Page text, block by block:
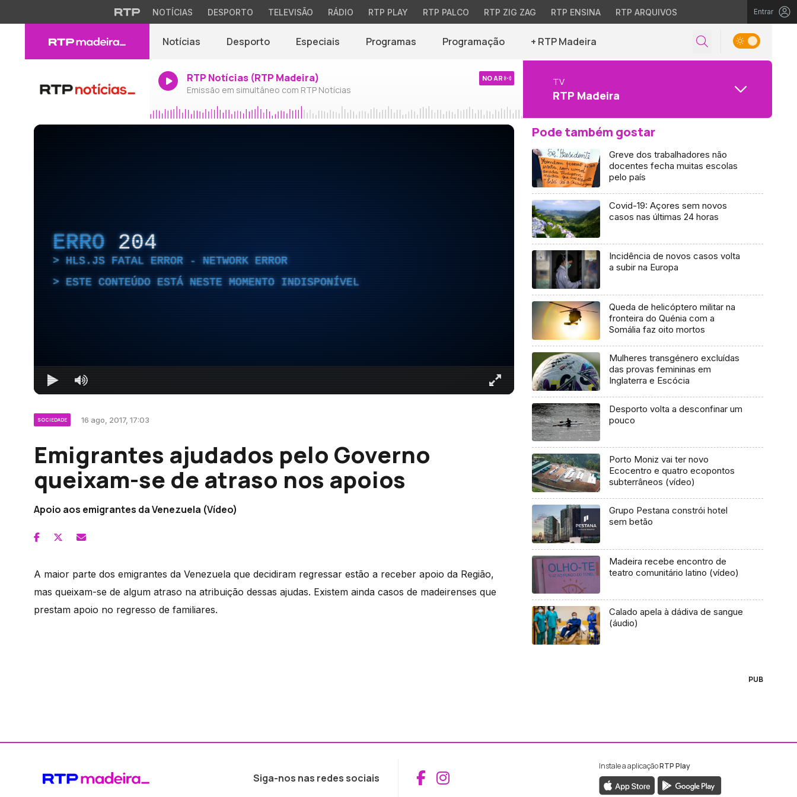
NOTÍCIAS DESPORTO TELEVISÃO RÁDIO RTP PLAY RTP PALCO RTP ZIG ZAG RTP ENSINA RTP ARQUIVOS Entrar
Notícias Desporto Especiais Programas Programação + RTP Madeira
RTP Notícias (RTP Madeira)
Emissão em simultâneo com RTP Notícias
NO AR TV
RTP Madeira
ERRO 204
HLS.JS FATAL ERROR - NETWORK ERROR
ESTE CONTEÚDO ESTÁ NESTE MOMENTO INDISPONÍVEL
SOCIEDADE 16 ago, 2017, 17:03
Emigrantes ajudados pelo Governo
queixam-se de atraso nos apoios
Apoio aos emigrantes da Venezuela (Vídeo)
A maior parte dos emigrantes da Venezuela que decidiram regressar estão a receber apoio da Região,
mas queixam-se de algum atraso na atribuição dessas ajudas. Existem ainda casos de madeirenses que
prestam apoio no regresso de familiares.
Pode também gostar
Greve dos trabalhadores não
docentes fecha muitas escolas
pelo país
Covid-19: Açores sem novos
casos nas últimas 24 horas
Incidência de novos casos volta
a subir na Europa
Queda de helicóptero militar na
fronteira do Quénia com a
Somália faz oito mortos
Mulheres transgénero excluídas
das provas femininas em
Inglaterra e Escócia
Desporto volta a desconfinar um
pouco
Porto Moniz vai ter novo
Ecocentro e quatro ecopontos
subterrâneos (vídeo)
Grupo Pestana constrói hotel
sem betão
Madeira recebe encontro de
teatro comunitário latino (vídeo)
Calado apela à dádiva de sangue
(áudio)
PUB
Siga-nos nas redes sociais Aceder ao Facebook da RTP Madeira
Aceder ao Instagram da RTP Madeira
Instale a aplicaçãoRTP Play